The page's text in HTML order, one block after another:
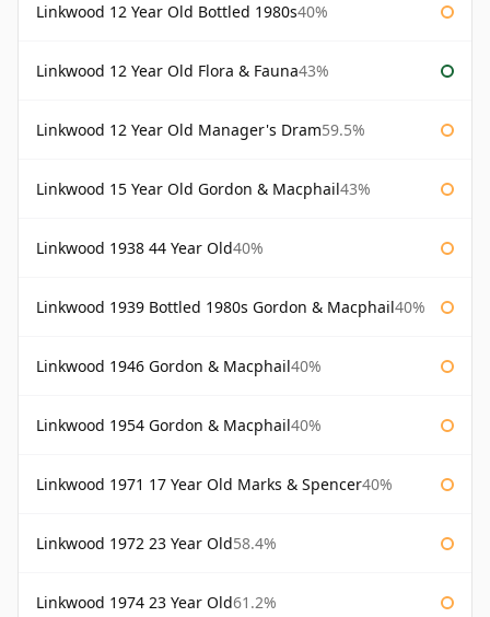
Linkwood 12 Year Old Bottled 1980s40%
Linkwood 12 Year Old Flora & Fauna43%
Linkwood 12 Year Old Manager's Dram59.5%
Linkwood 15 Year Old Gordon & Macphail43%
Linkwood 1938 44 Year Old40%
Linkwood 1939 Bottled 1980s Gordon & Macphail40%
Linkwood 1946 Gordon & Macphail40%
Linkwood 1954 Gordon & Macphail40%
Linkwood 1971 17 Year Old Marks & Spencer40%
Linkwood 1972 23 Year Old58.4%
Linkwood 1974 23 Year Old61.2%